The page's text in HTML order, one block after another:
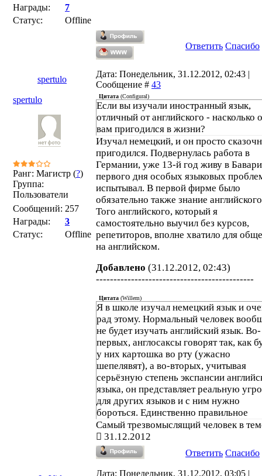
Награды:
7
Статус:
Offline
Ответить Спасибо
spertulo
Дата: Понедельник, 31.12.2012, 02:43 |
Сообщение # 43
spertulo
Ранг: Магистр (?)
Группа:
Пользователи
Сообщений: 257
Награды:
3
Статус:
Offline
Цитата (Configural)
Если вы изучали иностранный язык,
отличный от английского - насколько
вам пригодился в жизни?
Изучал немецкий, и он просто
пригодился. Подвернулась работа в
Германии, уже 13-й год живу в
первого дня особых языковых
испытывал. В первой фирме было
обязательно также знание
Того английского, который я
самостоятельно выучил без курсов,
репетиторов, вполне хватило для
на английском.
Добавлено (31.12.2012, 02:43)
---------------------------------------------
Цитата (Willem)
Я в школе изучал немецкий язык и
рад этому. Нормальный человек
не будет изучать английский язык. Во-
первых, англосаксы говорят так, как
у них картошка во рту (ужасно
шепелявят), а во-вторых, учитывая
серьёзную степень экспансии
языка, он представляет реальную
для других языков и с ним нужно
бороться. Единственно правильное
решение - создать искусственный
международный язык, который не
связан с какой-то конкретной
Кстати, такие языки уже существуют
(например, эсперанто). Только их
Самый трезвомыслящий человек в
31.12.2012
Ответить Спасибо
Дата: Понедельник, 31.12.2012, 03:05 |